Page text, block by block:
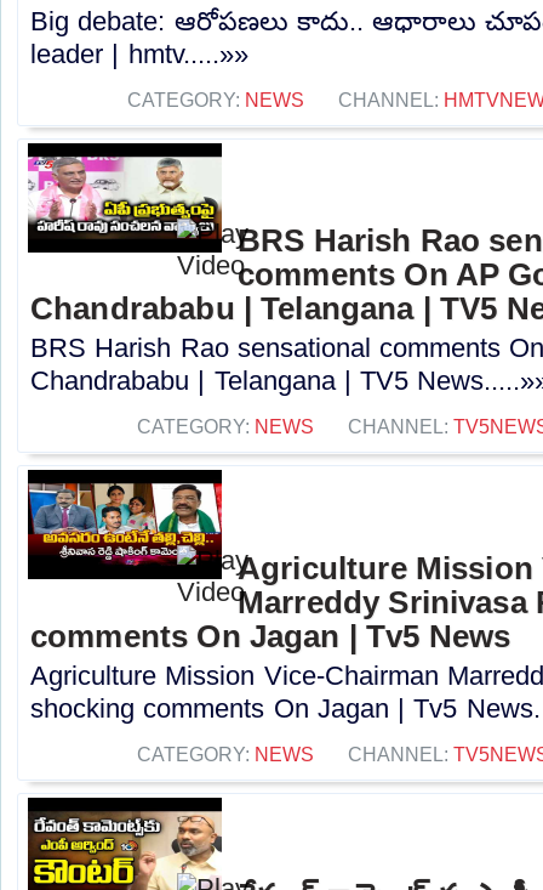
Big debate: ఆరోపణలు కాదు.. ఆధారాలు
leader | hmtv.....»»
CATEGORY: NEWS CHANNEL:
BRS Harish Rao
comments On AP
Chandrababu | Telangana | TV5
BRS Harish Rao sensational comments
Chandrababu | Telangana | TV5
CATEGORY: NEWS CHANNEL:
Agriculture Mission
Marreddy Srinivasa
comments On Jagan | Tv5 News
Agriculture Mission Vice-Chairman
shocking comments On Jagan | Tv5
CATEGORY: NEWS CHANNEL: